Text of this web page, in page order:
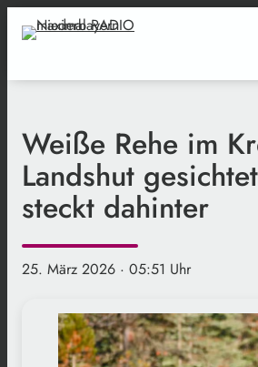
Weiße Rehe im
Landshut
steckt dahinter
25. März 2026 · 05:51 Uhr